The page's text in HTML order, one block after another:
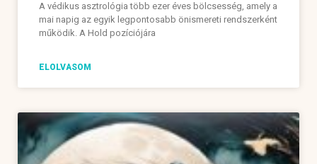
A védikus asztrológia több ezer éves bölcsesség, amely a
mai napig az egyik legpontosabb önismereti rendszerként
működik. A Hold pozíciójára
ELOLVASOM